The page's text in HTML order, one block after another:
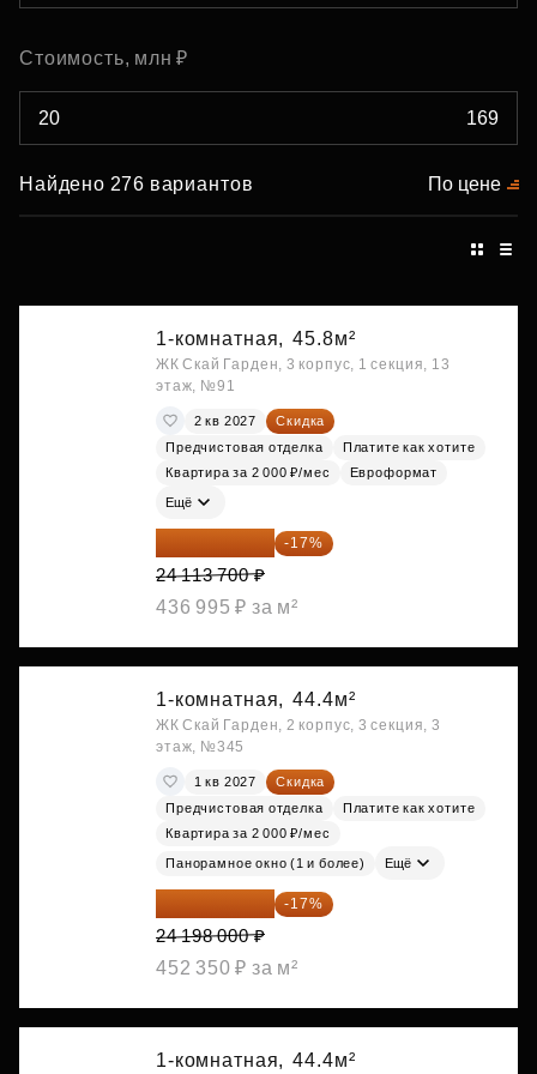
Стоимость, млн ₽
Найдено 276 вариантов По цене
1-комнатная, 45.8м²
ЖК Скай Гарден, 3 корпус, 1 секция, 13
этаж, №91
2 кв 2027
Скидка
Предчистовая отделка
Платите как хотите
Квартира за 2 000 ₽/мес
Евроформат
Ещё
20 014 371 ₽ -17%
24 113 700 ₽
436 995 ₽ за м²
1-комнатная, 44.4м²
ЖК Скай Гарден, 2 корпус, 3 секция, 3
этаж, №345
1 кв 2027
Скидка
Предчистовая отделка
Платите как хотите
Квартира за 2 000 ₽/мес
Панорамное окно (1 и более) Ещё
20 084 340 ₽ -17%
24 198 000 ₽
452 350 ₽ за м²
1-комнатная, 44.4м²